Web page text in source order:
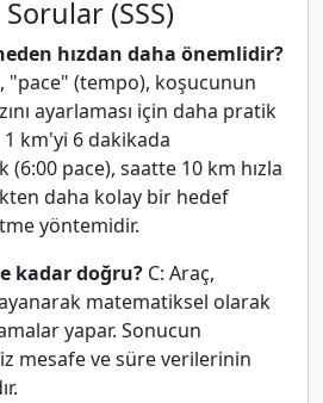
(SSS)
hızdan daha önemlidir?
"pace" (tempo), koşucunun
ayarlaması için daha pratik
km'yi 6 dakikada
pace), saatte 10 km hızla
daha kolay bir hedef
yöntemidir.
kadar doğru? C: Araç,
matematiksel olarak
yapar. Sonucun
mesafe ve süre verilerinin